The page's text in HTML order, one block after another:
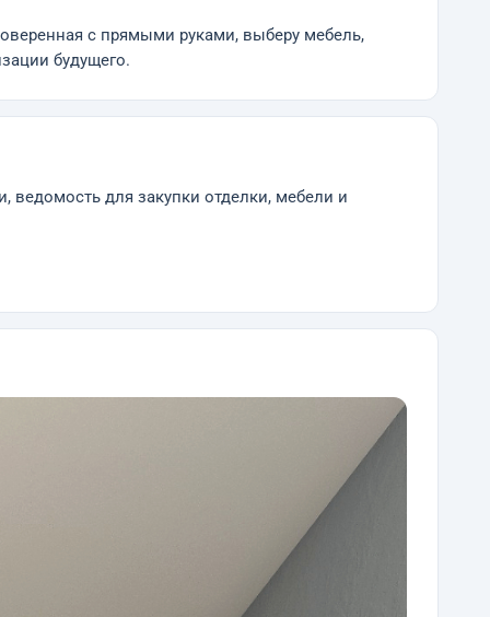
с прямыми руками, выберу мебель,
будущего.
ведомость для закупки отделки, мебели и